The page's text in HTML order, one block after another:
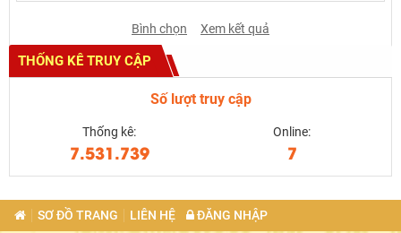
Bình chọn Xem kết quả
THỐNG KÊ TRUY CẬP
Số lượt truy cập
Thống kê:
7.531.739
Online:
7
SƠ ĐỒ TRANG LIÊN HỆ ĐĂNG NHẬP